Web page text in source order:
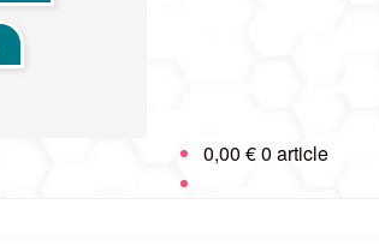
0,00 €0 article